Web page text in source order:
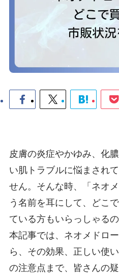
皮膚の炎症やかゆみ、化
い肌トラブルに悩まされ
せん。そんな時、「ネオ
う名前を耳にして、どこ
ている方もいらっしゃる
本記事では、ネオメドロ
ら、その効果、正しい使
の注意点まで、皆さんの